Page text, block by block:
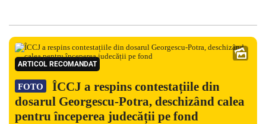
ARTICOL RECOMANDAT
FOTO
ÎCCJ a respins contestațiile din
dosarul Georgescu-Potra, deschizând calea
pentru începerea judecății pe fond